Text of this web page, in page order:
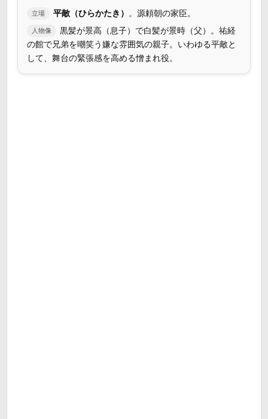
立場 平敵（ひらかたき） 。源頼朝の家臣。
人物像
黒髪が景高（息子）で白髪が景時（父）。祐経
の館で兄弟を嘲笑う嫌な雰囲気の親子。いわゆる平敵と
して、舞台の緊張感を高める憎まれ役。